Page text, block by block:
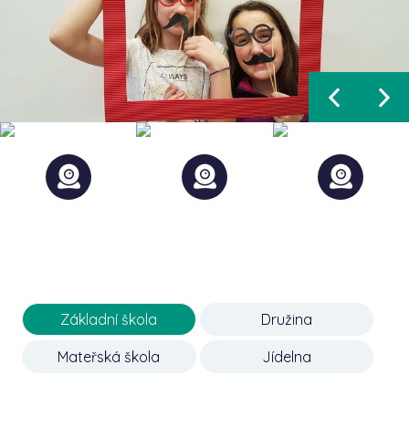
Základní škola Družina
Mateřská škola Jídelna